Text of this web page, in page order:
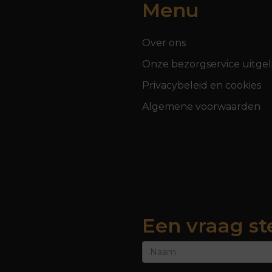
Menu
Over ons
Onze bezorgservice
Privacybeleid en cookies
Algemene voorwaarden
Een vraag